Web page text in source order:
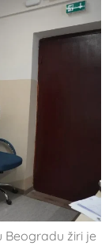
žiri je